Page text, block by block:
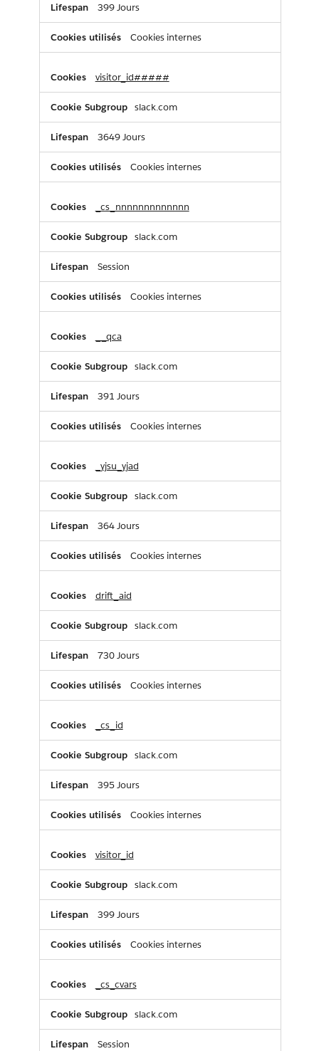
399 Jours
Cookies internes
visitor_id#####
slack.com
3649 Jours
Cookies internes
_cs_nnnnnnnnnnnnn
slack.com
Session
Cookies internes
__qca
slack.com
391 Jours
Cookies internes
_yjsu_yjad
slack.com
364 Jours
Cookies internes
drift_aid
slack.com
730 Jours
Cookies internes
_cs_id
slack.com
395 Jours
Cookies internes
visitor_id
slack.com
399 Jours
Cookies internes
_cs_cvars
slack.com
Session